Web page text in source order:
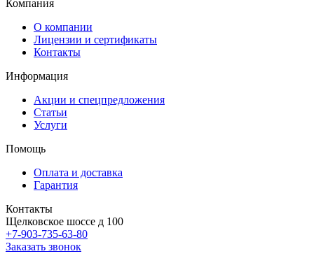
Компания
О компании
Лицензии и сертификаты
Контакты
Информация
Акции и спецпредложения
Статьи
Услуги
Помощь
Оплата и доставка
Гарантия
Контакты
Щелковское шоссе д 100
+7-903-735-63-80
Заказать звонок